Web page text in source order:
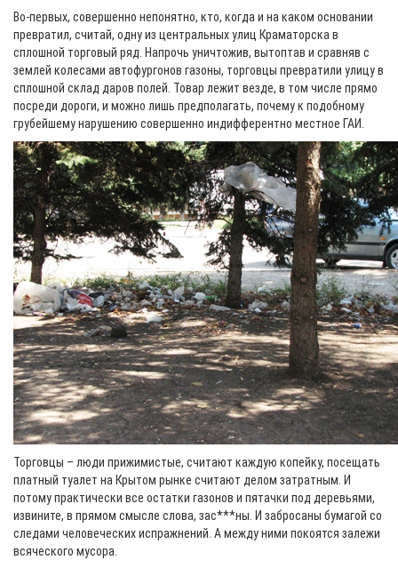
Во-первых, совершенно непонятно, кто, когда и на каком основании
превратил, считай, одну из центральных улиц Краматорска в
сплошной торговый ряд. Напрочь уничтожив, вытоптав и сравняв с
землей колесами автофургонов газоны, торговцы превратили улицу в
сплошной склад даров полей. Товар лежит везде, в том числе прямо
посреди дороги, и можно лишь предполагать, почему к подобному
грубейшему нарушению совершенно индифферентно местное ГАИ.
Торговцы – люди прижимистые, считают каждую копейку, посещать
платный туалет на Крытом рынке считают делом затратным. И
потому практически все остатки газонов и пятачки под деревьями,
извините, в прямом смысле слова, зас***ны. И забросаны бумагой со
следами человеческих испражнений. А между ними покоятся залежи
всяческого мусора.